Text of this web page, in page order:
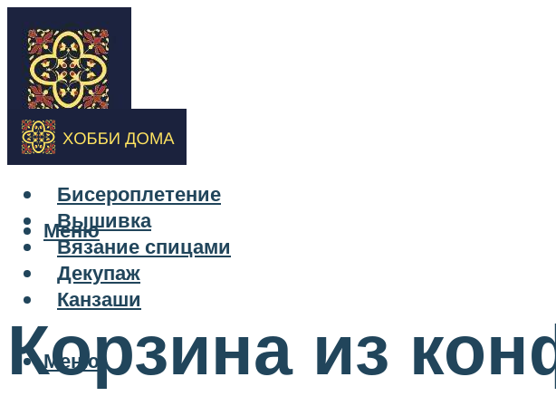
Бисероплетение
Вышивка
Вязание спицами
Декупаж
Канзаши
Меню
Меню
Корзина из